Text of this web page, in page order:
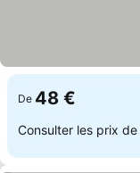
De 48 €
Consulter les prix de